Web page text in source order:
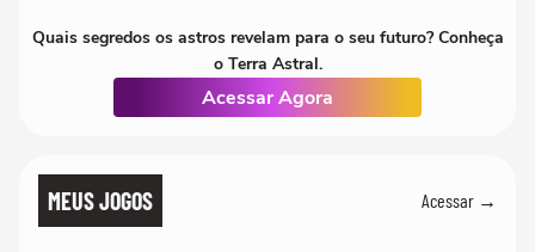
Quais segredos os astros revelam para o seu futuro? Conheça
o Terra Astral.
Acessar Agora
MEUS JOGOS Acessar →